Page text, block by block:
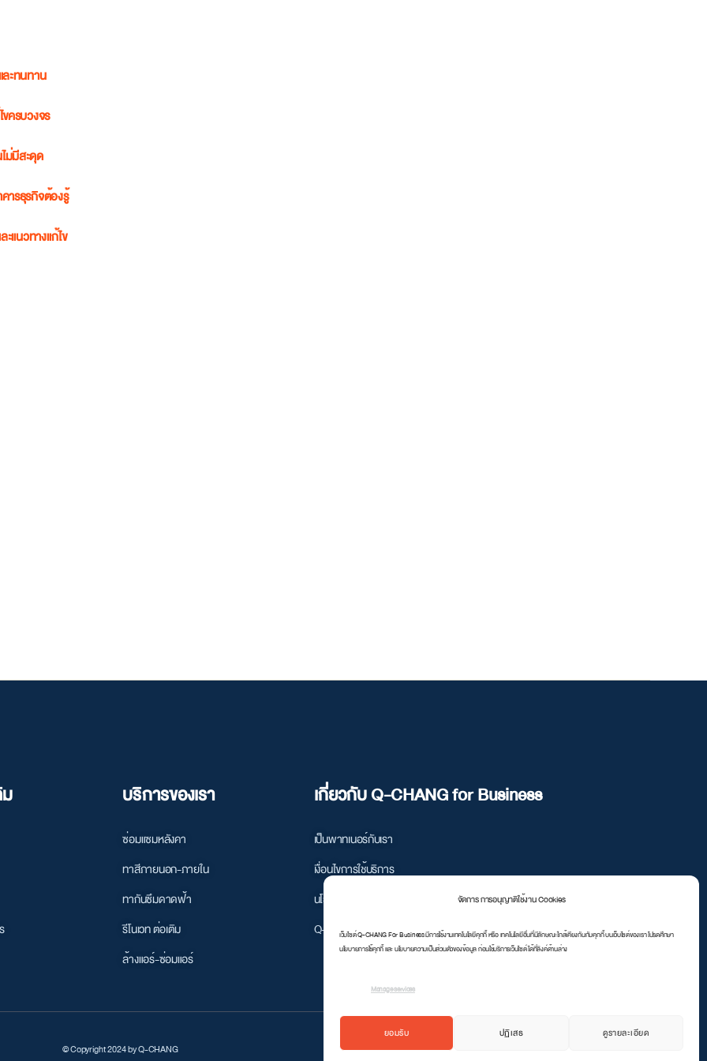
จัดการ การอนุญาติใช้งาน Cookies
เว็บไซต์ Q-CHANG For Business มีการใช้งานเทคโนโลยีคุกกี้ หรือ เทคโนโลยีอื่นที่มีลักษณะใกล้เคียงกันกับคุกกี้ บนเว็บไซต์ของเรา โปรดศึกษา
นโยบายการใช้คุกกี้ และ นโยบายความเป็นส่วนตัวของข้อมูล ก่อนใช้บริการเว็บไซต์ ได้ที่ลิงค์ด้านล่าง
Manage services
ยอมรับ ปฏิเสธ ดูรายละเอียด
ะทนทาน
ครบวงจร
ม่มีสะดุด
ารธุรกิจต้องรู้
แนวทางแก้ไข
บริการของเรา
ซ่อมแซมหลังคา
ทาสีภายนอก-ภายใน
ทากันซึมดาดฟ้า
รีโนเวท ต่อเติม
ล้างแอร์-ซ่อมแอร์
เกี่ยวกับ Q-CHANG for Business
เป็นพาทเนอร์กับเรา
เงื่อนไขการใช้บริการ
นโยบายความเป็นส่วนตัว
Q-CHANG Retails
© Copyright 2024 by Q-CHANG